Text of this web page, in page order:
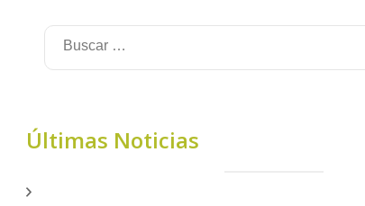
Últimas Noticias